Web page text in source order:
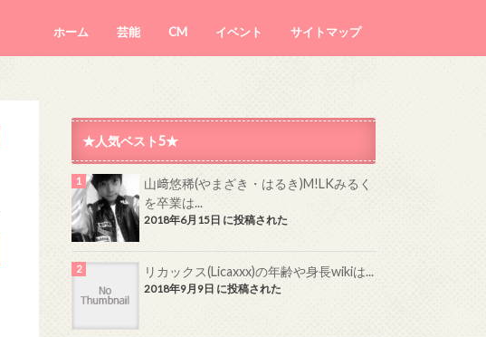
ホーム 芸能 CM イベント サイトマップ
★人気ベスト5★
山﨑悠稀(やまざき・はるき)M!LKみるく
を卒業は...
2018年6月15日 に投稿された
リカックス(Licaxxx)の年齢や身長wikiは...
2018年9月9日 に投稿された